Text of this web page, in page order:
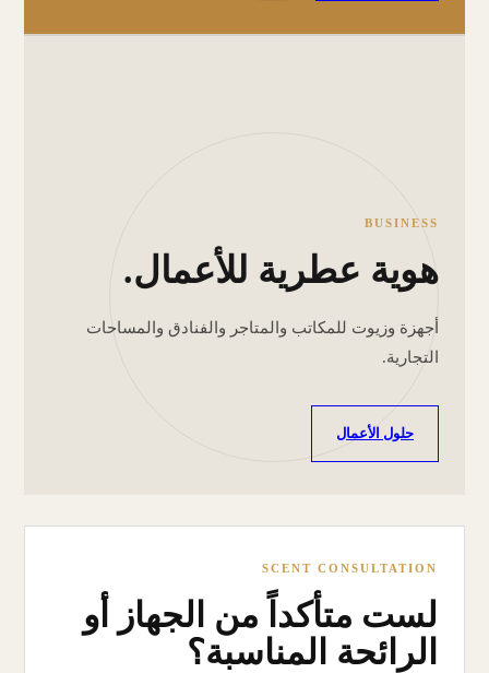
BUSINESS
هوية عطرية للأعمال.
أجهزة وزيوت للمكاتب والمتاجر والفنادق والمساحات
التجارية.
حلول الأعمال
SCENT CONSULTATION
لست متأكداً من الجهاز أو
الرائحة المناسبة؟